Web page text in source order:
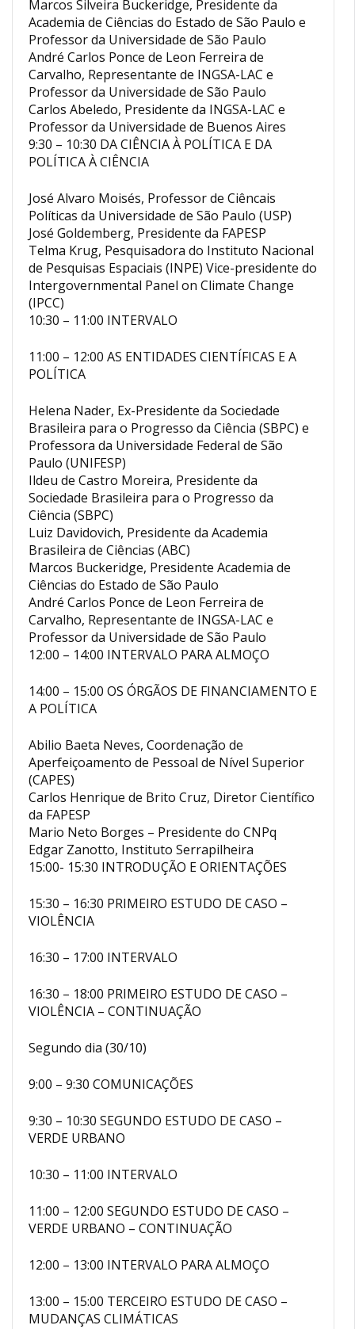
Marcos Silveira Buckeridge, Presidente da
Academia de Ciências do Estado de São Paulo e
Professor da Universidade de São Paulo
André Carlos Ponce de Leon Ferreira de
Carvalho, Representante de INGSA-LAC e
Professor da Universidade de São Paulo
Carlos Abeledo, Presidente da INGSA-LAC e
Professor da Universidade de Buenos Aires
9:30 – 10:30 DA CIÊNCIA À POLÍTICA E DA
POLÍTICA À CIÊNCIA
José Alvaro Moisés, Professor de Ciêncais
Políticas da Universidade de São Paulo (USP)
José Goldemberg, Presidente da FAPESP
Telma Krug, Pesquisadora do Instituto Nacional
de Pesquisas Espaciais (INPE) Vice-presidente do
Intergovernmental Panel on Climate Change
(IPCC)
10:30 – 11:00 INTERVALO
11:00 – 12:00 AS ENTIDADES CIENTÍFICAS E A
POLÍTICA
Helena Nader, Ex-Presidente da Sociedade
Brasileira para o Progresso da Ciência (SBPC) e
Professora da Universidade Federal de São
Paulo (UNIFESP)
Ildeu de Castro Moreira, Presidente da
Sociedade Brasileira para o Progresso da
Ciência (SBPC)
Luiz Davidovich, Presidente da Academia
Brasileira de Ciências (ABC)
Marcos Buckeridge, Presidente Academia de
Ciências do Estado de São Paulo
André Carlos Ponce de Leon Ferreira de
Carvalho, Representante de INGSA-LAC e
Professor da Universidade de São Paulo
12:00 – 14:00 INTERVALO PARA ALMOÇO
14:00 – 15:00 OS ÓRGÃOS DE FINANCIAMENTO E
A POLÍTICA
Abilio Baeta Neves, Coordenação de
Aperfeiçoamento de Pessoal de Nível Superior
(CAPES)
Carlos Henrique de Brito Cruz, Diretor Científico
da FAPESP
Mario Neto Borges – Presidente do CNPq
Edgar Zanotto, Instituto Serrapilheira
15:00- 15:30 INTRODUÇÃO E ORIENTAÇÕES
15:30 – 16:30 PRIMEIRO ESTUDO DE CASO –
VIOLÊNCIA
16:30 – 17:00 INTERVALO
16:30 – 18:00 PRIMEIRO ESTUDO DE CASO –
VIOLÊNCIA – CONTINUAÇÃO
Segundo dia (30/10)
9:00 – 9:30 COMUNICAÇÕES
9:30 – 10:30 SEGUNDO ESTUDO DE CASO –
VERDE URBANO
10:30 – 11:00 INTERVALO
11:00 – 12:00 SEGUNDO ESTUDO DE CASO –
VERDE URBANO – CONTINUAÇÃO
12:00 – 13:00 INTERVALO PARA ALMOÇO
13:00 – 15:00 TERCEIRO ESTUDO DE CASO –
MUDANÇAS CLIMÁTICAS